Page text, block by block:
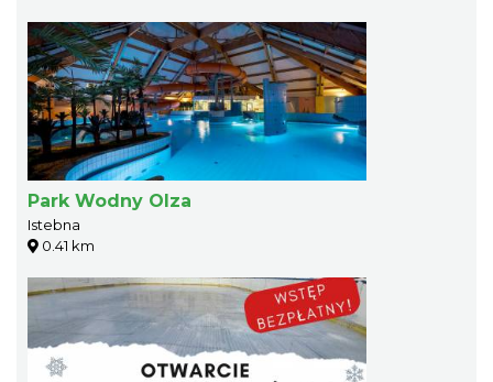
Park Wodny Olza
Istebna
0.41 km